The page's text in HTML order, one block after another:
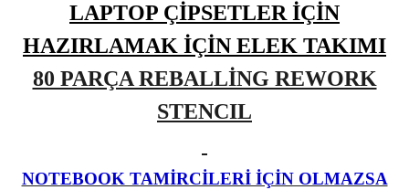
LAPTOP ÇİPSETLER İÇİN
HAZIRLAMAK İÇİN ELEK TAKIMI
80 PARÇA REBALLİNG REWORK
STENCIL
NOTEBOOK TAMİRCİLERİ İÇİN OLMAZSA